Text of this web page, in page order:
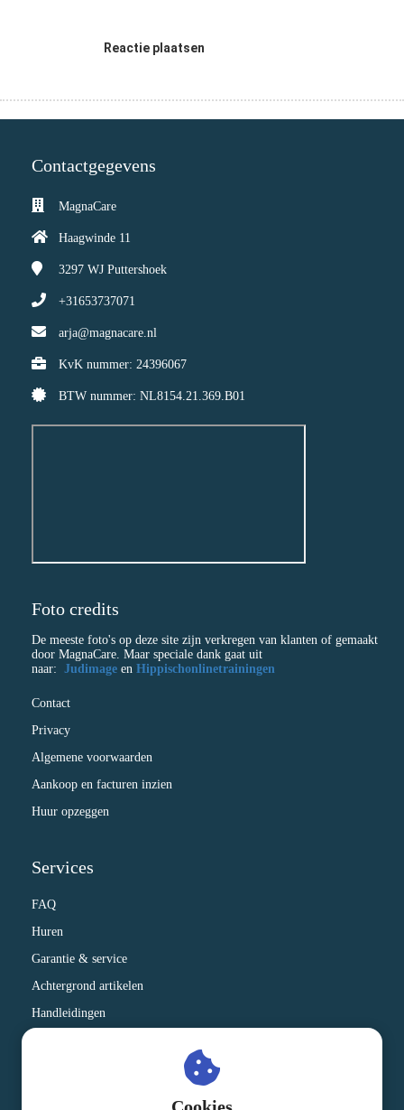
Reactie plaatsen
Contactgegevens
MagnaCare
Haagwinde 11
3297 WJ Puttershoek
+31653737071
arja@magnacare.nl
KvK nummer: 24396067
BTW nummer: NL8154.21.369.B01
Foto credits
De meeste foto's op deze site zijn verkregen van klanten of gemaakt
door MagnaCare. Maar speciale dank gaat uit
naar: Judimage en Hippischonlinetrainingen
Contact
Privacy
Algemene voorwaarden
Aankoop en facturen inzien
Huur opzeggen
Services
FAQ
Huren
Garantie & service
Achtergrond artikelen
Handleidingen